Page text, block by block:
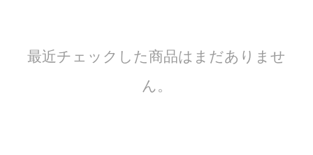
最近チェックした商品はまだありませ
ん。